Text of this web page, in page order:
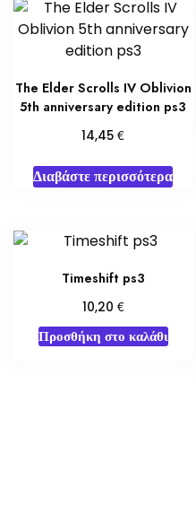
The Elder Scrolls IV Oblivion
5th anniversary edition ps3
14,45€
Διαβάστε περισσότερα
Timeshift ps3
10,20 €
Προσθήκη στο καλάθι